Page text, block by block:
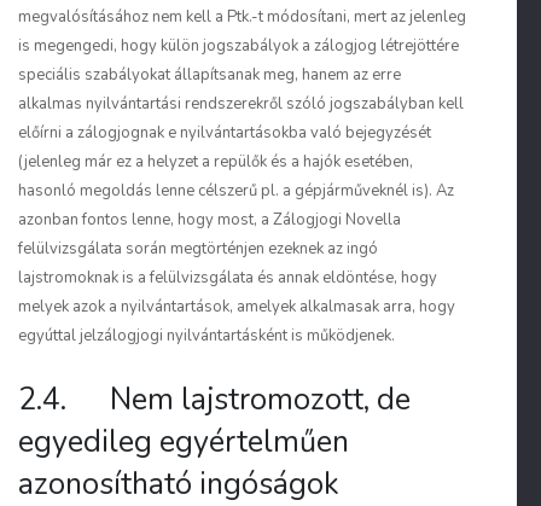
megvalósításához nem kell a Ptk.-t módosítani, mert az jelenleg
is megengedi, hogy külön jogszabályok a zálogjog létrejöttére
speciális szabályokat állapítsanak meg, hanem az erre
alkalmas nyilvántartási rendszerekről szóló jogszabályban kell
előírni a zálogjognak e nyilvántartásokba való bejegyzését
(jelenleg már ez a helyzet a repülők és a hajók esetében,
hasonló megoldás lenne célszerű pl. a gépjárműveknél is). Az
azonban fontos lenne, hogy most, a Zálogjogi Novella
felülvizsgálata során megtörténjen ezeknek az ingó
lajstromoknak is a felülvizsgálata és annak eldöntése, hogy
melyek azok a nyilvántartások, amelyek alkalmasak arra, hogy
egyúttal jelzálogjogi nyilvántartásként is működjenek.
2.4. Nem lajstromozott, de
egyedileg egyértelműen
azonosítható ingóságok